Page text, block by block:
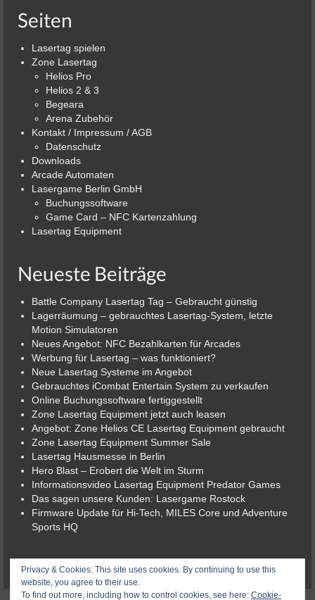
Seiten
Lasertag spielen
Zone Lasertag
Helios Pro
Helios 2 & 3
Begeara
Arena Zubehör
Kontakt / Impressum / AGB
Datenschutz
Downloads
Arcade Automaten
Lasergame Berlin GmbH
Buchungssoftware
Game Card – NFC Kartenzahlung
Lasertag Equipment
Neueste Beiträge
Battle Company Lasertag Tag – Gebraucht günstig
Lagerräumung – gebrauchtes Lasertag-System, letzte
Motion Simulatoren
Neues Angebot: NFC Bezahlkarten für Arcades
Werbung für Lasertag – was funktioniert?
Neue Lasertag Systeme im Angebot
Gebrauchtes iCombat Entertain System zu verkaufen
Online Buchungssoftware fertiggestellt
Zone Lasertag Equipment jetzt auch leasen
Angebot: Zone Helios CE Lasertag Equipment gebraucht
Zone Lasertag Equipment Summer Sale
Lasertag Hausmesse in Berlin
Hero Blast – Erobert die Welt im Sturm
Informationsvideo Lasertag Equipment Predator Games
Das sagen unsere Kunden: Lasergame Rostock
Firmware Update für Hi-Tech, MILES Core und Adventure
Sports HQ
Privacy & Cookies: This site uses cookies. By continuing to use this
website, you agree to their use.
To find out more, including how to control cookies, see here: Cookie-